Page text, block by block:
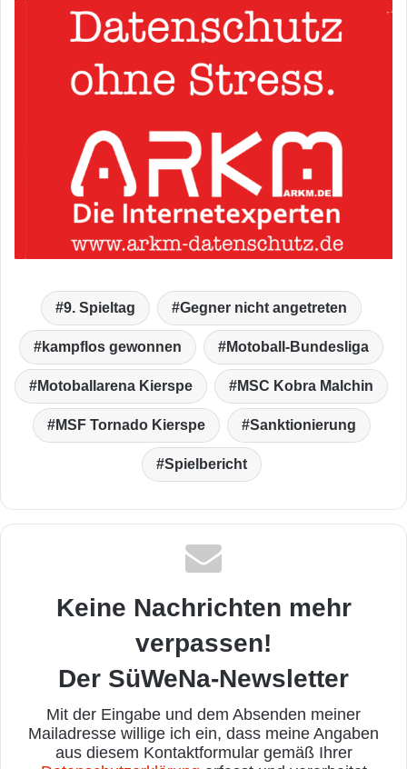
9. Spieltag Gegner nicht angetreten
kampflos gewonnen Motoball-Bundesliga
Motoballarena Kierspe MSC Kobra Malchin
MSF Tornado Kierspe Sanktionierung
Spielbericht
Keine Nachrichten mehr
verpassen!
Der SüWeNa-Newsletter
Mit der Eingabe und dem Absenden meiner
Mailadresse willige ich ein, dass meine Angaben
aus diesem Kontaktformular gemäß Ihrer